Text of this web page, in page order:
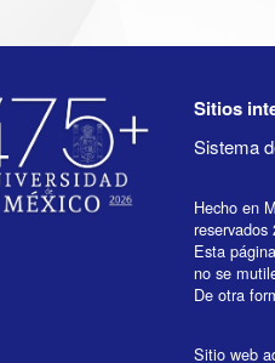
Sitios
Sistema
Hecho en
reservados
Esta
no se
De otra
Sitio web